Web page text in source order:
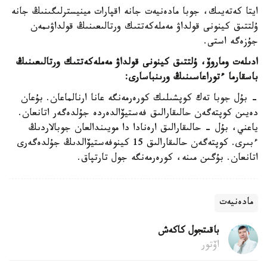
ايتا كەتەيىك، جوبا مادەنيەت جانە اقپارات مينيسترلىگىنىڭ جانە
ۇلتتىق كينونى قولداۋ مەملەكەتتىك ورتالىعىنىڭ قولداۋىمەن
جۇزەگە استى.
ادىلەت وماروۆ، ۇلتتىق كينونى قولداۋ مەملەكەتتىك ورتالىعىنىڭ
باسقارما ءتوراعاسىنىڭ ورىنباسارى:
- بۇل جوبا تەك كوپشىلىك كورەرمەنگە عانا ارنالماعان. بۇعان
دەيىن كوپتەگەن حالىقارالىق فەستيۆالدەردە جۇلدەگەر اتانعان.
ياعني، بۇل - حالىقارالىق ارەنادا دا مويىندالعان جوبالاردىڭ
ءبىرى. كوپتەگەن حالىقارالىق 15 كينوفەستيۆالدىڭ جۇلدەگەرى
اتانعان. بۇگىن مىنە، كورەرمەنگە جول تارتپاق.
مادەنيەت
باقىتجول كاكەش
اۆتور